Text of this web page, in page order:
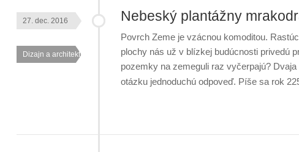
Nebeský plantážny
27. dec. 2016
Dizajn a architektúra
Povrch Zeme je vzácnou komoditou.
plochy nás už v blízkej budúcnosti privedú
pozemky na zemeguli raz vyčerpajú?
otázku jednoduchú odpoveď. Píše sa rok